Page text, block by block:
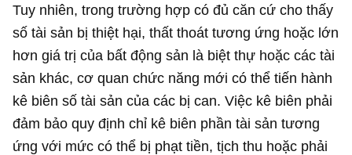
Tuy nhiên, trong trường hợp có đủ căn cứ cho thấy
số tài sản bị thiệt hại, thất thoát tương ứng hoặc lớn
hơn giá trị của bất động sản là biệt thự hoặc các tài
sản khác, cơ quan chức năng mới có thể tiến hành
kê biên số tài sản của các bị can. Việc kê biên phải
đảm bảo quy định chỉ kê biên phần tài sản tương
ứng với mức có thể bị phạt tiền, tịch thu hoặc phải